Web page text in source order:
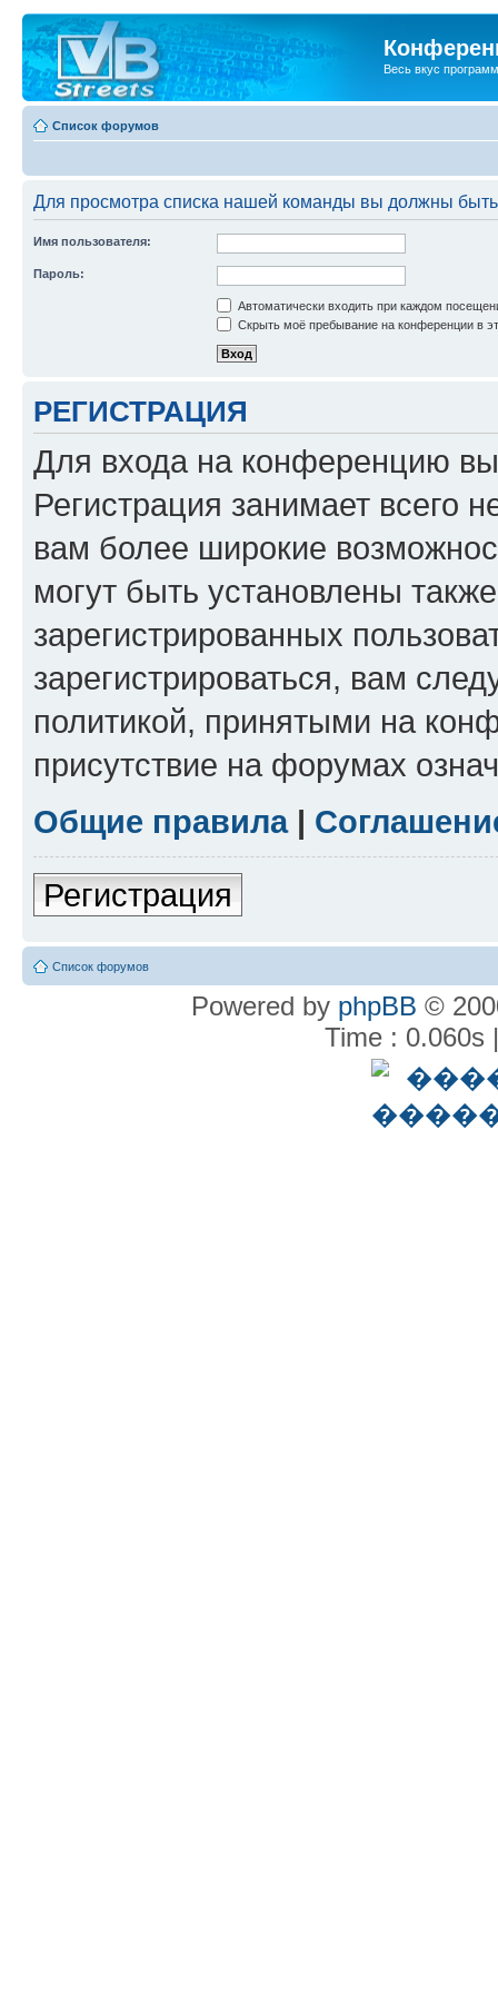
Весь вкус
Список форумов
Для просмотра списка нашей команды вы должны
Имя пользователя:
Пароль:
Автоматически входить при каждом
Скрыть моё пребывание на конференции в
РЕГИСТРАЦИЯ
Для входа на конференцию
Регистрация занимает всего
вам более широкие
могут быть установлены
зарегистрированных
зарегистрироваться, вам
политикой, принятыми на
присутствие на форумах
Общие правила|
Регистрация
Список форумов
Powered by phpBB ©
Time : 0.060s